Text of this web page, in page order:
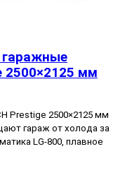
гаражные
2500×2125 мм
Prestige 2500×2125 мм
гараж от холода за
LG-800, плавное